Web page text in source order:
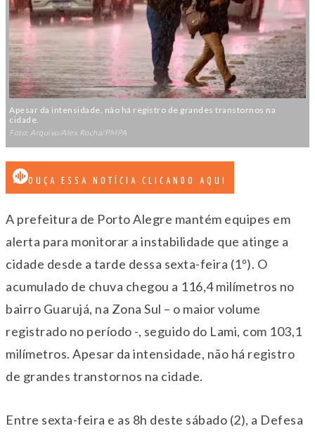
Apesar da intensidade, não há registro de grandes transtornos na
cidade.
Foto: Arquivo/Alex Rocha/PMPA
OUÇA ESSA NOTÍCIA CLICANDO AQUI
A prefeitura de Porto Alegre mantém equipes em
alerta para monitorar a instabilidade que atinge a
cidade desde a tarde dessa sexta-feira (1º). O
acumulado de chuva chegou a 116,4 milímetros no
bairro Guarujá, na Zona Sul – o maior volume
registrado no período -, seguido do Lami, com 103,1
milímetros. Apesar da intensidade, não há registro
de grandes transtornos na cidade.
Entre sexta-feira e as 8h deste sábado (2), a Defesa